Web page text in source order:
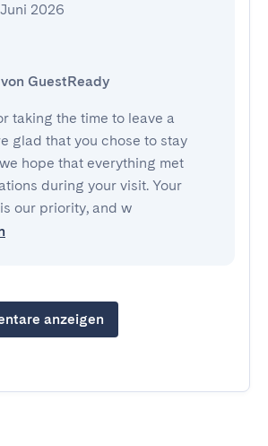
Juni 2026
GuestReady
taking the time to leave a
glad that you chose to stay
hope that everything met
during your visit. Your
our priority, and w
anzeigen